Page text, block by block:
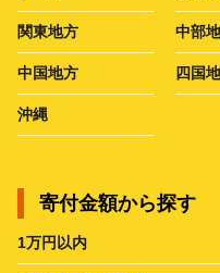
関東地方 中部
中国地方 四国
沖縄
寄付金額から探す
1万円以内